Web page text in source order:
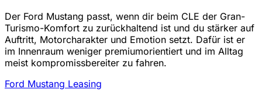
Der Ford Mustang passt, wenn dir beim CLE der Gran-
Turismo-Komfort zu zurückhaltend ist und du stärker auf
Auftritt, Motorcharakter und Emotion setzt. Dafür ist er
im Innenraum weniger premiumorientiert und im Alltag
meist kompromissbereiter zu fahren.
Ford Mustang Leasing